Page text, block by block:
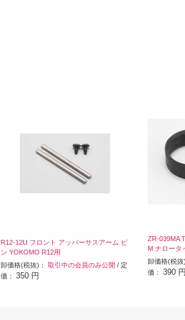
R12-12U フロント アッパーサスアーム ピ
ン YOKOMO R12用
卸価格(税抜)： 取引中の会員のみ公開 / 定
価： 350 円
ZR-039MA
M.ナロータ
卸価格(税抜
価： 390 円